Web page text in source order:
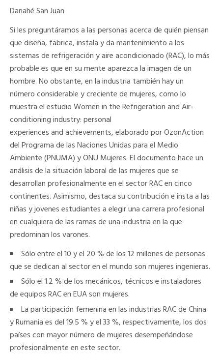
Danahé San Juan
Si les preguntáramos a las personas acerca de quién piensan
que diseña, fabrica, instala y da mantenimiento a los
sistemas de refrigeración y aire acondicionado (RAC), lo más
probable es que en su mente aparezca la imagen de un
hombre. No obstante, en la industria también hay un
número considerable y creciente de mujeres, como lo
muestra el estudioWomen in the Refrigeration and Air-
conditioning industry: personal
experiences and achievements,elaborado por OzonAction
del Programa de las Naciones Unidas para el Medio
Ambiente (PNUMA) y ONU Mujeres. El documento hace un
análisis de la situación laboral de las mujeres que se
desarrollan profesionalmente en el sector RAC en cinco
continentes. Asimismo, destaca su contribución e insta a las
niñas y jovenes estudiantes a elegir una carrera profesional
en cualquiera de las ramas de una industria en la que
predominan los varones.
Sóloentre el10y el 20 %de los12 millonesde personas
que se dedican al sector en el mundo sonmujeres ingenieras.
Sóloel1.2 %de los mecánicos, técnicos e instaladores
de equipos RAC en EUAson mujeres.
La participación femenina en las industrias RAC deChina
yRumaniaes del19.5 %y el33 %, respectivamente, los dos
países con mayor número de mujeres desempeñándose
profesionalmente en este sector.